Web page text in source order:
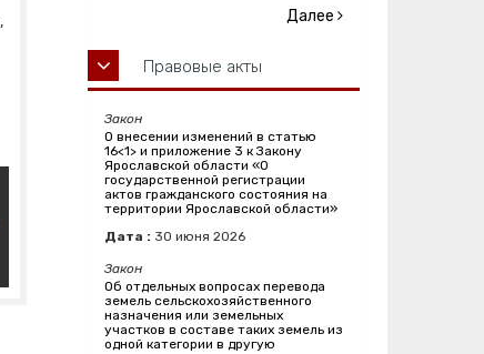
,
Далее
Правовые акты
Закон
О внесении изменений в статью
16<1> и приложение 3 к Закону
Ярославской области «О
государственной регистрации
актов гражданского состояния на
территории Ярославской области»
Дата : 30 июня 2026
Закон
Об отдельных вопросах перевода
земель сельскохозяйственного
назначения или земельных
участков в составе таких земель из
одной категории в другую